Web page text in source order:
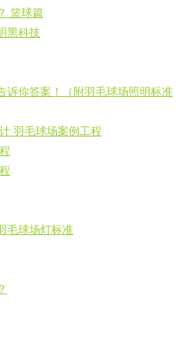
篮球篇
黑科技
诉你答案！（附羽毛球场照明标准
羽毛球场案例工程
毛球场灯标准